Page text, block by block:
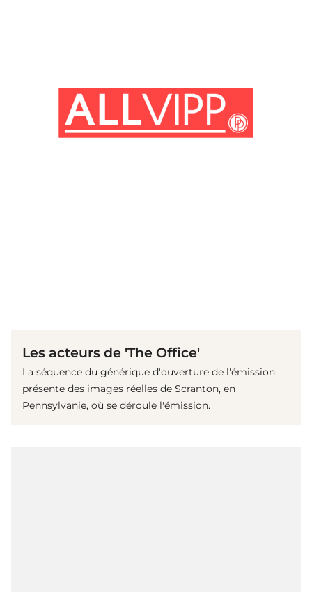
Les acteurs de 'The Office'
La séquence du générique d'ouverture de l'émission
présente des images réelles de Scranton, en
Pennsylvanie, où se déroule l'émission.